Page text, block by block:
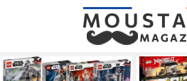
LATEST
STORIES